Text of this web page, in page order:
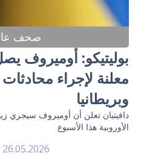
صحف
بوليتيكو: أوميروف
معلنة لإجراء محادثات
وبريطانيا
دافيتيان تعلن أن أوميروف سيجري
الأوروبية هذا الأسبوع
26.05.2026 - 19:26